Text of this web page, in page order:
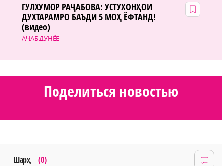
АҶАБ ДУНЁЕ
ГУЛХУМОР РАҶАБОВА: УСТУХОНҲОИ
ДУХТАРАМРО БАЪДИ 5 МОҲ ЁФТАНД!
(видео)
Поделиться новостью
Шарҳ (0)